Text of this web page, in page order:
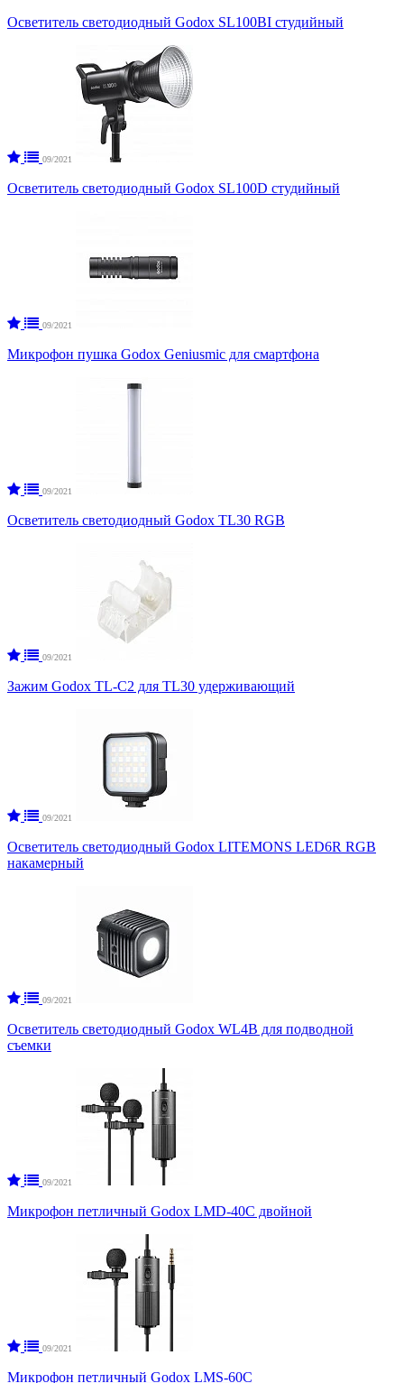
Осветитель светодиодный Godox SL100BI студийный
09/2021
Осветитель светодиодный Godox SL100D студийный
09/2021
Микрофон пушка Godox Geniusmic для смартфона
09/2021
Осветитель светодиодный Godox TL30 RGB
09/2021
Зажим Godox TL-C2 для TL30 удерживающий
09/2021
Осветитель светодиодный Godox LITEMONS LED6R RGB
накамерный
09/2021
Осветитель светодиодный Godox WL4B для подводной
съемки
09/2021
Микрофон петличный Godox LMD-40C двойной
09/2021
Микрофон петличный Godox LMS-60C